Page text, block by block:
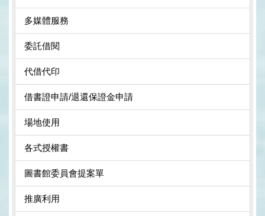
多媒體服務
委託借閱
代借代印
借書證申請/退還保證金申請
場地使用
各式授權書
圖書館委員會提案單
推廣利用